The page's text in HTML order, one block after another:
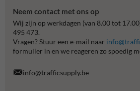
Neem contact met ons op
Wij zijn op werkdagen (van 8.00 tot
495 473.
Vragen? Stuur een e-mail naar
formulier in en we reageren zo spoedig
info@trafficsupply.be